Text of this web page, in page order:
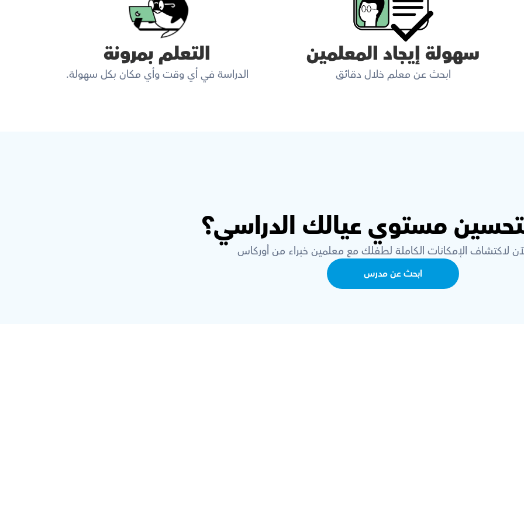
التعلم بمرونة
الدراسة في أي وقت وأي مكان بكل سهولة.
سهولة إيجاد المعلمين
ابحث عن معلم خلال دقائق
مستوي عيالك الدراسي؟
لاكتشاف الإمكانات الكاملة لطفلك مع معلمين خبراء من أوركاس
ابحث عن مدرس